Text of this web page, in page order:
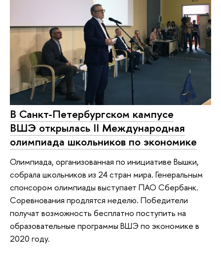
В Санкт-Петербургском кампусе
ВШЭ открылась II Международная
олимпиада школьников по экономике
Олимпиада, организованная по инициативе Вышки,
собрала школьников из 24 стран мира. Генеральным
спонсором олимпиады выступает ПАО Сбербанк.
Соревнования продлятся неделю. Победители
получат возможность бесплатно поступить на
образовательные программы ВШЭ по экономике в
2020 году.